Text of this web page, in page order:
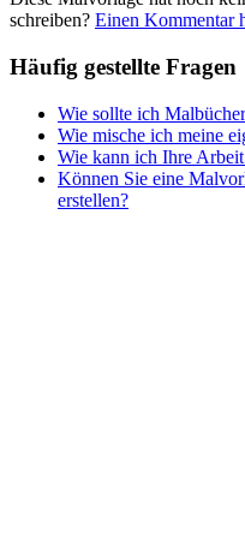
schreiben? Einen Kommentar
Häufig gestellte Fragen
Wie sollte ich
Wie mische ich meine
Wie kann ich Ihre
Können Sie eine
erstellen?